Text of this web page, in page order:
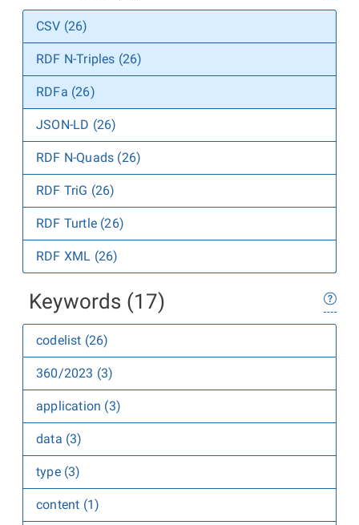
CSV (26)
RDF N-Triples (26)
RDFa (26)
JSON-LD (26)
RDF N-Quads (26)
RDF TriG (26)
RDF Turtle (26)
RDF XML (26)
Keywords (17)
codelist (26)
360/2023 (3)
application (3)
data (3)
type (3)
content (1)